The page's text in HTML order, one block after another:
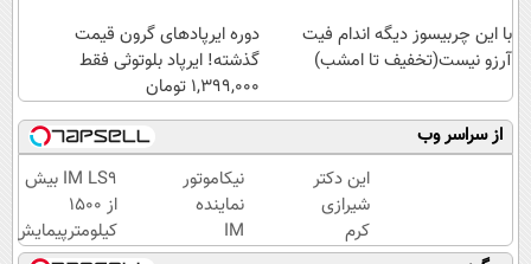
با این چربیسوز دیگه اندام فیت
آرزو نیست(تخفیف تا امشب)
دوره ایرپاد‌های گرون قیمت
گذشته! ایرپاد بلوتوثی فقط
1,399,000 تومان
از سراسر وب
این دکتر
شیرازی
کرم
ترمیم
نیکاموتور
نماینده
IM
Motor و
IM LS9 بیش
از 1500
کیلومترپیمایش
با یکبار شارژ